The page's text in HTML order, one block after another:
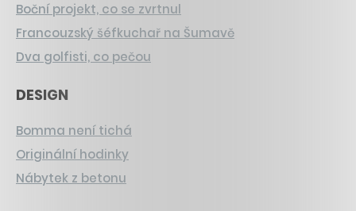
Boční projekt, co se zvrtnul
Francouzský šéfkuchař na Šumavě
Dva golfisti, co pečou
DESIGN
Bomma není tichá
Originální hodinky
Nábytek z betonu